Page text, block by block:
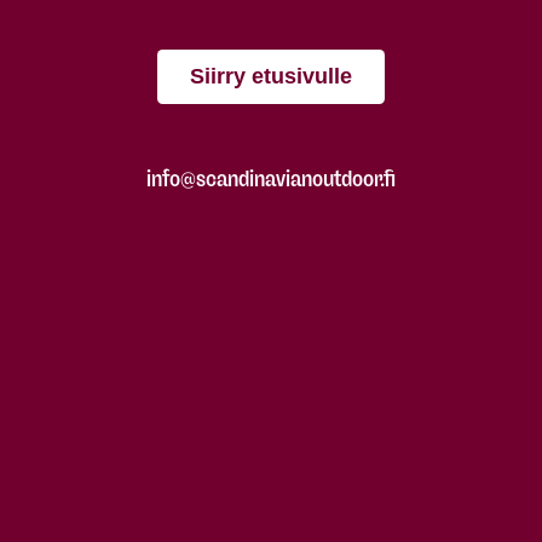
Siirry etusivulle
info@scandinavianoutdoor.fi